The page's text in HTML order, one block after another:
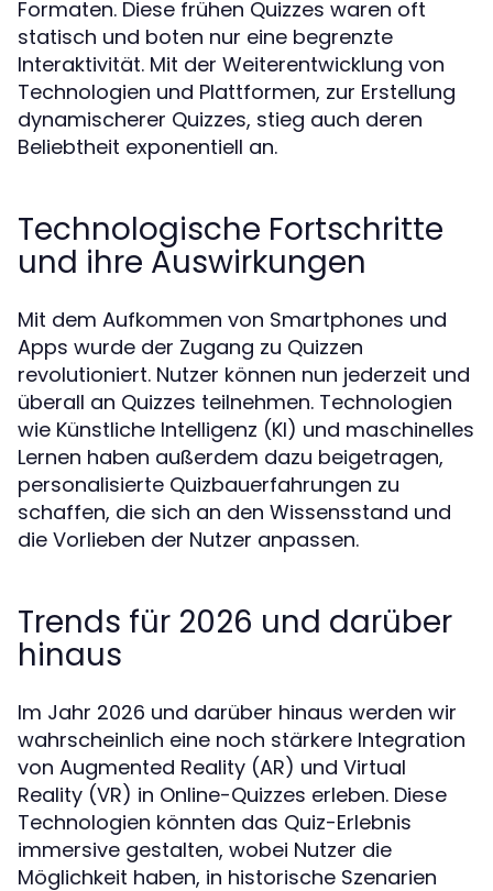
Formaten. Diese frühen Quizzes waren oft
statisch und boten nur eine begrenzte
Interaktivität. Mit der Weiterentwicklung von
Technologien und Plattformen, zur Erstellung
dynamischerer Quizzes, stieg auch deren
Beliebtheit exponentiell an.
Technologische Fortschritte
und ihre Auswirkungen
Mit dem Aufkommen von Smartphones und
Apps wurde der Zugang zu Quizzen
revolutioniert. Nutzer können nun jederzeit und
überall an Quizzes teilnehmen. Technologien
wie Künstliche Intelligenz (KI) und maschinelles
Lernen haben außerdem dazu beigetragen,
personalisierte Quizbauerfahrungen zu
schaffen, die sich an den Wissensstand und
die Vorlieben der Nutzer anpassen.
Trends für 2026 und darüber
hinaus
Im Jahr 2026 und darüber hinaus werden wir
wahrscheinlich eine noch stärkere Integration
von Augmented Reality (AR) und Virtual
Reality (VR) in Online-Quizzes erleben. Diese
Technologien könnten das Quiz-Erlebnis
immersive gestalten, wobei Nutzer die
Möglichkeit haben, in historische Szenarien